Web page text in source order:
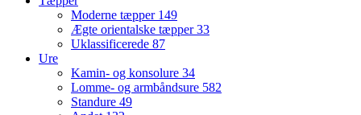
Moderne tæpper 149
Ægte orientalske tæpper33
Uklassificerede 87
Ure
Kamin- og konsolure 34
Lomme- og armbåndsure 582
Standure 49